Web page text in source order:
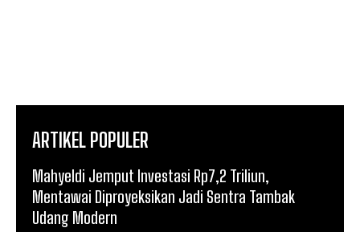
ARTIKEL POPULER
Mahyeldi Jemput Investasi Rp7,2 Triliun,
Mentawai Diproyeksikan Jadi Sentra Tambak
Udang Modern